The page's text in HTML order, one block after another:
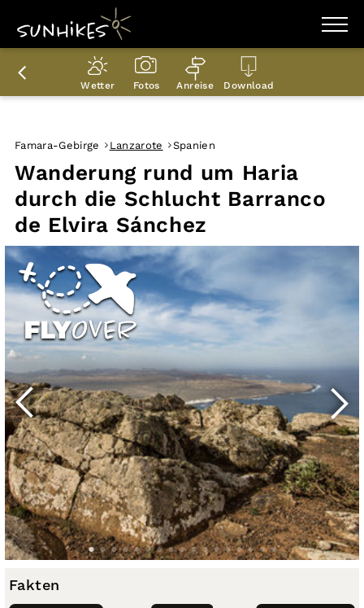
WANDERZIELE
WANDERUNGEN
ENTDECKEN
PLANER
Wetter Fotos Anreise Download
Wanderung rund um Haria
durch die Schlucht Barranco
de Elvira Sánchez
Famara-Gebirge Lanzarote Spanien
Fakten